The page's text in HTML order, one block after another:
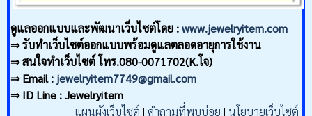
ดูแลออกแบบและพัฒนาเว็บไซต์โดย :www.jewelryitem.com
⇒ รับทำเว็บไซต์ออกแบบพร้อมดูแลตลอดอายุการใช้งาน
⇒ สนใจทำเว็บไซต์ โทร.080-0071702(K.โจ)
⇒ Email : jewelryitem7749@gmail.com
⇒ ID Line : Jewelryitem
แผนผังเว็บไซต์ | คำถามที่พบบ่อย | นโยบายเว็บไซต์